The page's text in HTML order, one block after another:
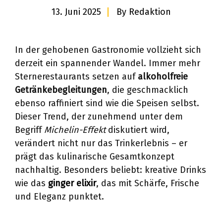
13. Juni 2025 By Redaktion
In der gehobenen Gastronomie vollzieht sich
derzeit ein spannender Wandel. Immer mehr
Sternerestaurants setzen aufalkoholfreie
Getränkebegleitungen, die geschmacklich
ebenso raffiniert sind wie die Speisen selbst.
Dieser Trend, der zunehmend unter dem
BegriffMichelin-Effektdiskutiert wird,
verändert nicht nur das Trinkerlebnis – er
prägt das kulinarische Gesamtkonzept
nachhaltig. Besonders beliebt: kreative Drinks
wie das ginger elixir, das mit Schärfe, Frische
und Eleganz punktet.